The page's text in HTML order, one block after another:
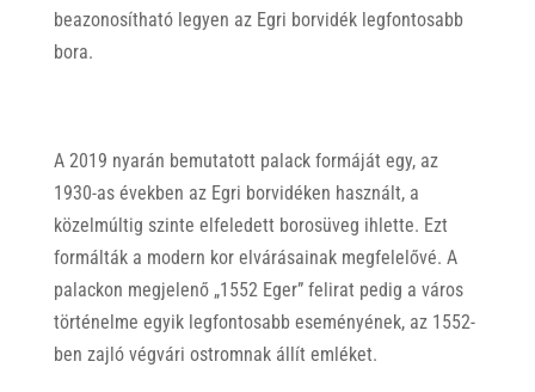
beazonosítható legyen az Egri borvidék legfontosabb
bora.
A 2019 nyarán bemutatott palack formáját egy, az
1930-as években az Egri borvidéken használt, a
közelmúltig szinte elfeledett borosüveg ihlette. Ezt
formálták a modern kor elvárásainak megfelelővé. A
palackon megjelenő „1552 Eger” felirat pedig a város
történelme egyik legfontosabb eseményének, az 1552-
ben zajló végvári ostromnak állít emléket.